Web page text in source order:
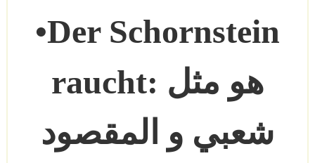
•Der Schornstein
raucht: هو مثل
شعبي و المقصود